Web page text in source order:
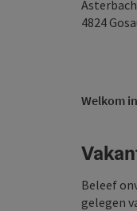
4824
Welkom
Beleef
gelegen